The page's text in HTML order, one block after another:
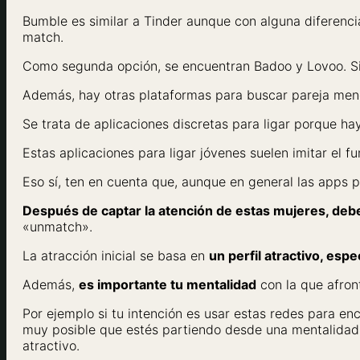
Bumble es similar a Tinder aunque con alguna
match.
Como segunda opción, se encuentran Badoo y
Además, hay otras plataformas para buscar pareja
Se trata de aplicaciones discretas para ligar porque
Estas aplicaciones para ligar jóvenes suelen imitar el
Eso sí, ten en cuenta que, aunque en general las
Después de captar la atención de estas mujeres,
«unmatch».
La atracción inicial se basa en un perfil atractivo,
Además, es importante tu mentalidad con la que
Por ejemplo si tu intención es usar estas redes para
muy posible que estés partiendo desde una
atractivo.